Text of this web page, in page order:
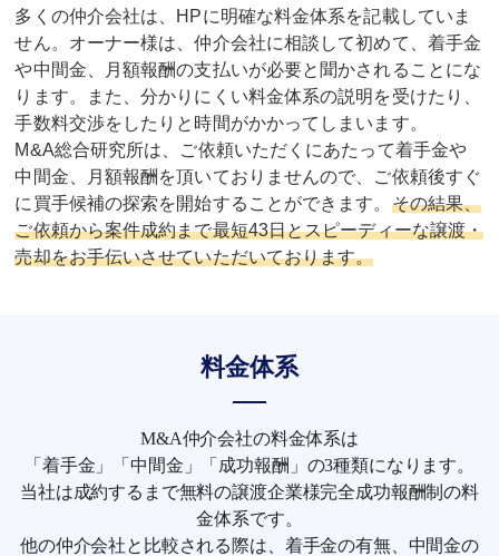
多くの仲介会社は、HPに明確な料金体系を記載していま
せん。オーナー様は、仲介会社に相談して初めて、着手金
や中間金、月額報酬の支払いが必要と聞かされることにな
ります。また、分かりにくい料金体系の説明を受けたり、
手数料交渉をしたりと時間がかかってしまいます。
M&A総合研究所は、ご依頼いただくにあたって着手金や
中間金、月額報酬を頂いておりませんので、ご依頼後すぐ
に買手候補の探索を開始することができます。 その結果、
ご依頼から案件成約まで最短43日とスピーディーな譲渡・
売却をお手伝いさせていただいております。
料金体系
M&A仲介会社の料金体系は
「着手金」「中間金」「成功報酬」の3種類になります。
当社は成約するまで無料の譲渡企業様完全成功報酬制の料
金体系です。
他の仲介会社と比較される際は、着手金の有無、中間金の